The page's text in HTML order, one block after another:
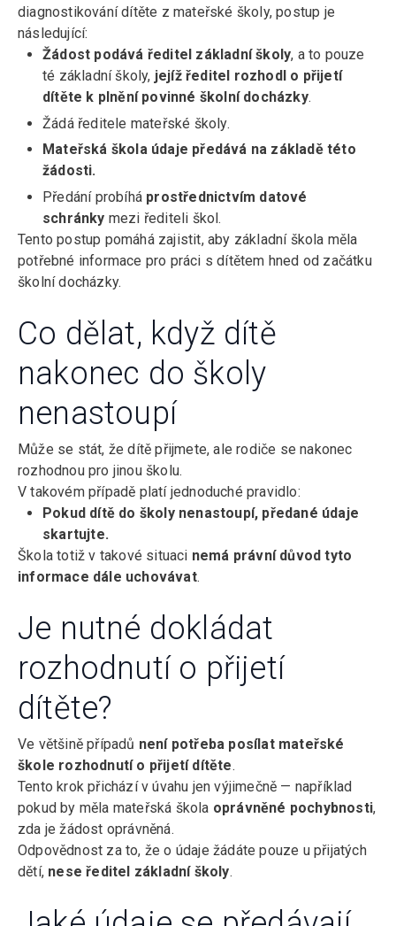
diagnostikování dítěte z mateřské školy, postup je
následující:
Žádost podává ředitel základní školy, a to pouze
té základní školy, jejíž ředitel rozhodl o přijetí
dítěte k plnění povinné školní docházky.
Žádá ředitele mateřské školy.
Mateřská škola údaje předává na základě této
žádosti.
Předání probíhá prostřednictvím datové
schránky mezi řediteli škol.
Tento postup pomáhá zajistit, aby základní škola měla
potřebné informace pro práci s dítětem hned od začátku
školní docházky.
Co dělat, když dítě
nakonec do školy
nenastoupí
Může se stát, že dítě přijmete, ale rodiče se nakonec
rozhodnou pro jinou školu.
V takovém případě platí jednoduché pravidlo:
Pokud dítě do školy nenastoupí, předané údaje
skartujte.
Škola totiž v takové situaci nemá právní důvod tyto
informace dále uchovávat.
Je nutné dokládat
rozhodnutí o přijetí
dítěte?
Ve většině případů není potřeba posílat mateřské
škole rozhodnutí o přijetí dítěte.
Tento krok přichází v úvahu jen výjimečně — například
pokud by měla mateřská škola oprávněné pochybnosti,
zda je žádost oprávněná.
Odpovědnost za to, že o údaje žádáte pouze u přijatých
dětí, nese ředitel základní školy.